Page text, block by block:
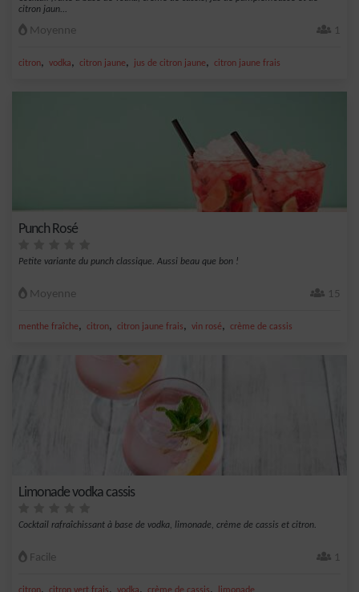
citron jaun...
Moyenne 1
citron, vodka, citron jaune, jus de citron jaune, citron jaune frais
Punch Rosé
Petite variante du punch classique. Aussi beau que bon !
Moyenne 15
menthe fraîche, citron, citron jaune frais, vin rosé, crème de cassis
Limonade vodka cassis
Cocktail rafraîchissant à base de vodka, limonade, crème de cassis et citron.
Facile 1